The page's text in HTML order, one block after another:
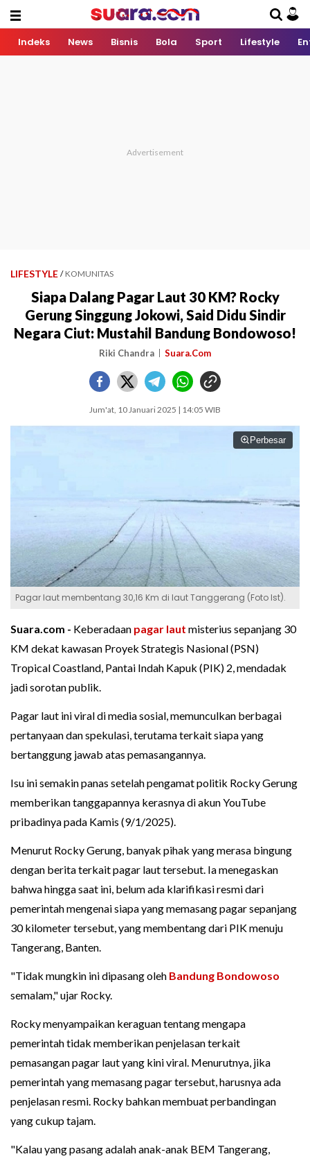
Indeks News Bisnis Bola Sport Lifestyle
LIFESTYLE / KOMUNITAS
Siapa Dalang Pagar Laut 30 KM? Rocky
Gerung Singgung Jokowi, Said Didu Sindir
Negara Ciut: Mustahil Bandung Bondowoso!
Riki Chandra Suara.Com
Jum'at, 10 Januari 2025 | 14:05 WIB
Perbesar
Pagar laut membentang 30,16 Km di laut Tanggerang (Foto Ist).
Suara.com - Keberadaan pagar laut misterius sepanjang 30
KM dekat kawasan Proyek Strategis Nasional (PSN)
Tropical Coastland, Pantai Indah Kapuk (PIK) 2, mendadak
jadi sorotan publik.
Pagar laut ini viral di media sosial, memunculkan berbagai
pertanyaan dan spekulasi, terutama terkait siapa yang
bertanggung jawab atas pemasangannya.
Isu ini semakin panas setelah pengamat politik Rocky Gerung
memberikan tanggapannya kerasnya di akun YouTube
pribadinya pada Kamis (9/1/2025).
Menurut Rocky Gerung, banyak pihak yang merasa bingung
dengan berita terkait pagar laut tersebut. Ia menegaskan
bahwa hingga saat ini, belum ada klarifikasi resmi dari
pemerintah mengenai siapa yang memasang pagar sepanjang
30 kilometer tersebut, yang membentang dari PIK menuju
Tangerang, Banten.
"Tidak mungkin ini dipasang oleh Bandung Bondowoso
semalam," ujar Rocky.
Rocky menyampaikan keraguan tentang mengapa
pemerintah tidak memberikan penjelasan terkait
pemasangan pagar laut yang kini viral. Menurutnya, jika
pemerintah yang memasang pagar tersebut, harusnya ada
penjelasan resmi. Rocky bahkan membuat perbandingan
yang cukup tajam.
"Kalau yang pasang adalah anak-anak BEM Tangerang,